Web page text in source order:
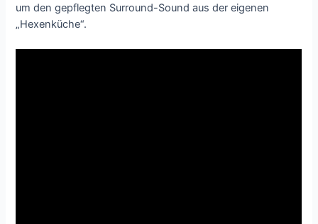
um den gepflegten Surround-Sound aus der eigenen
„Hexenküche“.